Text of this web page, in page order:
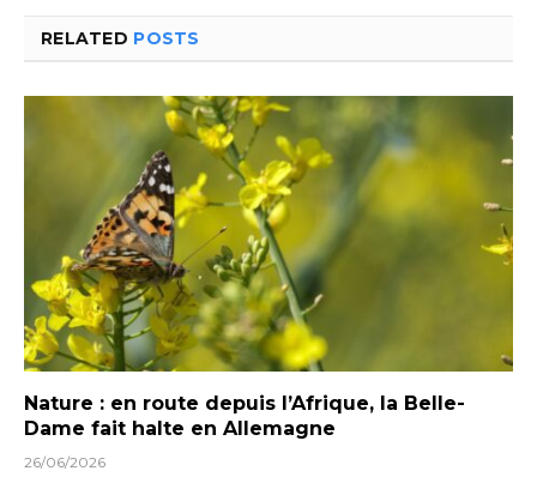
RELATED POSTS
Nature : en route depuis l’Afrique, la Belle-
Dame fait halte en Allemagne
26/06/2026